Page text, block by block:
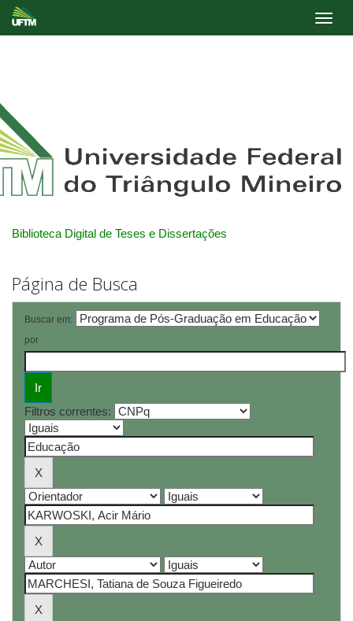
Biblioteca Digital de Teses e Dissertações
Página de Busca
Buscar em:
por
Filtros correntes: